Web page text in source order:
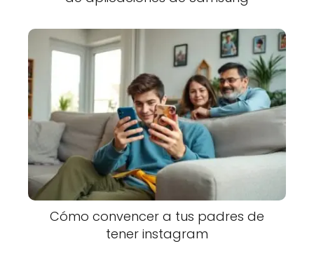
Cómo convencer a tus padres de
tener instagram